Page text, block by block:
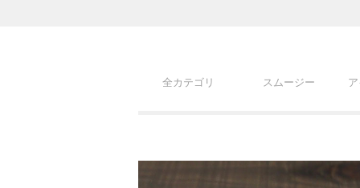
全カテゴリ スムージー